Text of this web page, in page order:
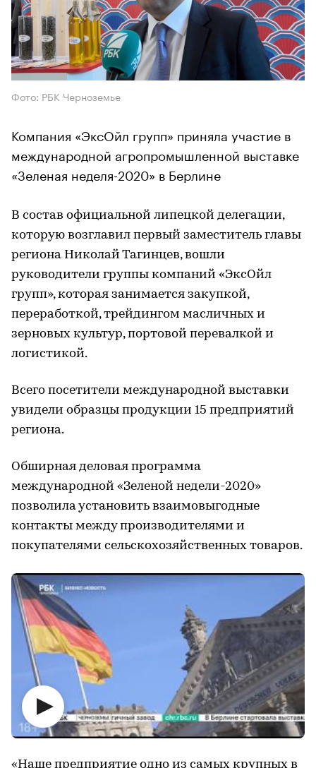
Фото: РБК Черноземье
Компания «ЭксОйл групп» приняла участие в
международной агропромышленной выставке
«Зеленая неделя-2020» в Берлине
В состав официальной липецкой делегации,
которую возглавил первый заместитель главы
региона Николай Тагинцев, вошли
руководители группы компаний «ЭксОйл
групп», которая занимается закупкой,
переработкой, трейдингом масличных и
зерновых культур, портовой перевалкой и
логистикой.
Всего посетители международной выставки
увидели образцы продукции 15 предприятий
региона.
Обширная деловая программа
международной «Зеленой недели-2020»
позволила установить взаимовыгодные
контакты между производителями и
покупателями сельскохозяйственных товаров.
«Наше предприятие одно из самых крупных в